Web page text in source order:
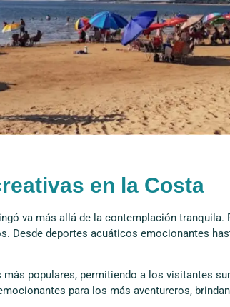
en la Costa
va más allá de la contemplación
Desde deportes acuáticos emocionantes
más populares, permitiendo a los visitantes
para los más aventureros,